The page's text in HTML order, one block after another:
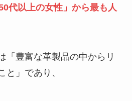
代以上の女性」から最も人
「豊富な革製品の中からリ
と」であり、